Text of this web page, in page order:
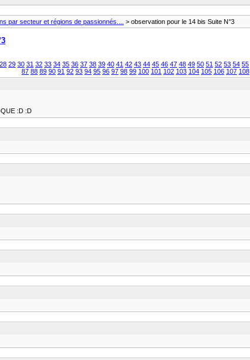
par secteur et régions de passionnés....
> observation pour le 14 bis Suite N°3
28 29 30 31 32 33 34 35 36 37 38 39 40 41 42 43 44 45 46 47 48 49 50 51 52 53 54 55
87 88 89 90 91 92 93 94 95 96 97 98 99 100 101 102 103 104 105 106 107 108
:D :D